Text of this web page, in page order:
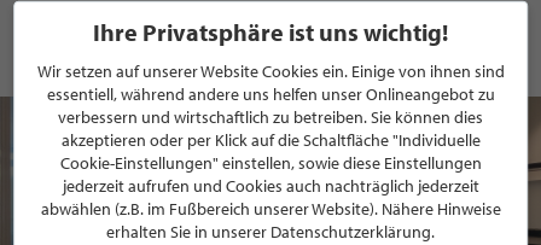
die begeisterten Gesichter unserer Kunden zu sehen, wenn ein
Raum in voller Pracht erstrahlt.
Ihre Privatsphäre ist uns wichtig!
Wir setzen auf unserer Website Cookies ein. Einige von ihnen sind
essentiell, während andere uns helfen unser Onlineangebot zu
verbessern und wirtschaftlich zu betreiben. Sie können dies
akzeptieren oder per Klick auf die Schaltfläche "Individuelle
Cookie-Einstellungen" einstellen, sowie diese Einstellungen
jederzeit aufrufen und Cookies auch nachträglich jederzeit
abwählen (z.B. im Fußbereich unserer Website). Nähere Hinweise
erhalten Sie in unserer Datenschutzerklärung.